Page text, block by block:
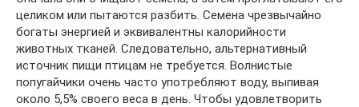
целиком или пытаются разбить. Семена чрезвычайно
богаты энергией и эквивалентны калорийности
животных тканей. Следовательно, альтернативный
источник пищи птицам не требуется. Волнистые
попугайчики очень часто употребляют воду, выпивая
около 5,5% своего веса в день. Чтобы удовлетворить